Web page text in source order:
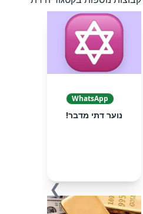
WhatsApp
נוער דתי מדבר!
❯